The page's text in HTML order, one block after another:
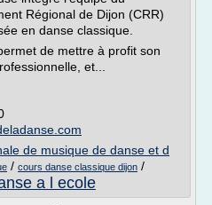
Régional de Dijon (CRR)
en danse classique.
de mettre à profit son
et...
de musique de danse et d
/ cours danse classique dijon /
a l ecole